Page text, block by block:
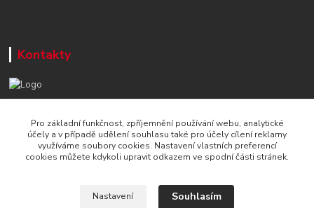
Kontakty
Po-Čt, 8-16 hod./ Pá 8-13 hod.
info@naradi-stetka.cz
Pro základní funkčnost, zpříjemnění používání webu, analytické
účely a v případě udělení souhlasu také pro účely cílení reklamy
využíváme soubory cookies. Nastavení vlastních preferencí
cookies můžete kdykoli upravit odkazem ve spodní části stránek.
Nastavení Souhlasím